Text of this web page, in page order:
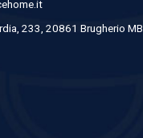
233, 20861 Brugherio MB